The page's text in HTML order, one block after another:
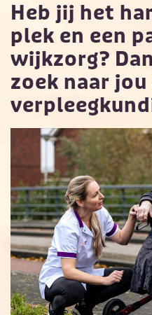
Heb jij het
plek en een
wijkzorg?
zoek naar jou